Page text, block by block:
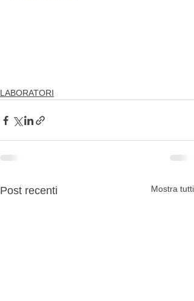
LABORATORI
Post recenti Mostra tutti